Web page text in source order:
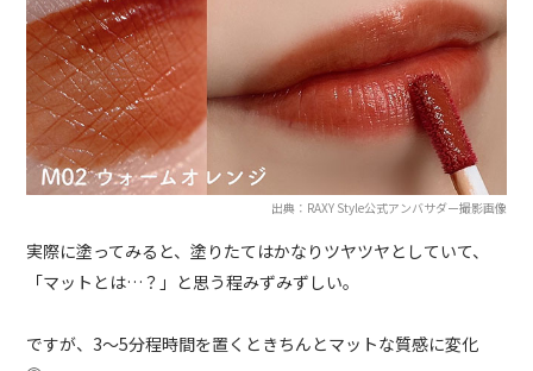
出典：RAXY Style公式アンバサダー撮影画像
実際に塗ってみると、塗りたてはかなりツヤツヤとしていて、
「マットとは…？」と思う程みずみずしい。
ですが、3～5分程時間を置くときちんとマットな質感に変化